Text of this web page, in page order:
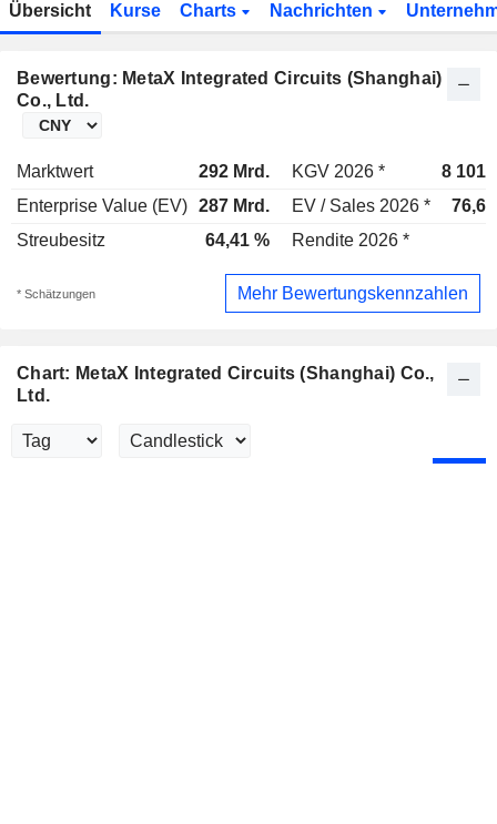
Übersicht Kurse Charts Nachrichten
Bewertung: MetaX Integrated Circuits (Shanghai)
Co., Ltd.
Marktwert 292 Mrd. KGV 2026 *
8 101x
Enterprise Value (EV) 287 Mrd. EV / Sales 2026 *
76,6x
Streubesitz
64,41 % Rendite 2026 *
* Schätzungen Mehr Bewertungskennzahlen
Chart: MetaX Integrated Circuits (Shanghai) Co.,
Ltd.